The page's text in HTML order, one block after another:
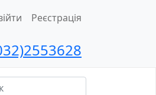
Реєстрація